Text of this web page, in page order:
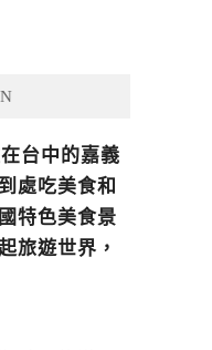
台中的嘉義
處吃美食和
特色美食景
旅遊世界，